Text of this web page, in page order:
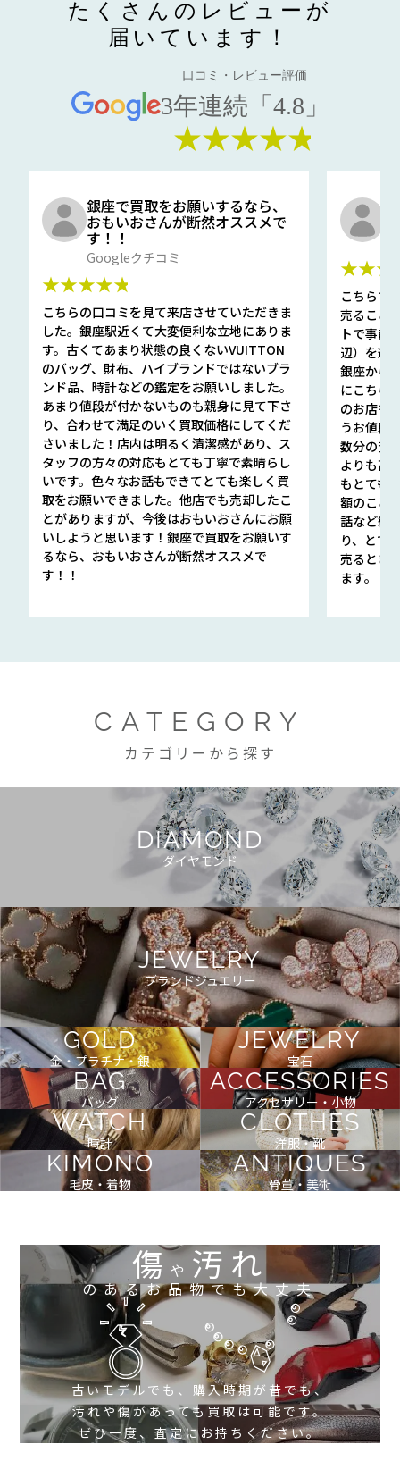
たくさんのレビューが
届いています！
口コミ・レビュー評価
3年連続「4.8」
★★★★★
銀座で買取をお願いするなら、
おもいおさんが断然オススメで
す！！
Googleクチコミ
★★★★★
こちらの口コミを見て来店させていただきま
した。銀座駅近くて大変便利な立地にありま
す。古くてあまり状態の良くないVUITTON
のバッグ、財布、ハイブランドではないブラ
ンド品、時計などの鑑定をお願いしました。
あまり値段が付かないものも親身に見て下さ
り、合わせて満足のいく買取価格にしてくだ
さいました！店内は明るく清潔感があり、ス
タッフの方々の対応もとても丁寧で素晴らし
いです。色々なお話もできてとても楽しく買
取をお願いできました。他店でも売却したこ
とがありますが、今後はおもいおさんにお願
いしようと思います！銀座で買取をお願いす
るなら、おもいおさんが断然オススメで
す！！
こちらで
売ること
トで事前
辺）を選
銀座から
にこちら
のお店も
うお値段
数分の査
よりも高
もとても
額のこと
話など細
り、とて
売るとき
ます。
CATEGORY
カテゴリーから探す
DIAMOND
ダイヤモンド
JEWELRY
ブランドジュエリー
GOLD
金・プラチナ・銀
JEWELRY
宝石
BAG
バッグ
ACCESSORIES
アクセサリー・小物
WATCH
時計
CLOTHES
洋服・靴
KIMONO
毛皮・着物
ANTIQUES
骨董・美術
傷や 汚れ
のあるお品物でも大丈夫
古いモデルでも、購入時期が昔でも、
汚れや傷があっても買取は可能です。
ぜひ一度、査定にお持ちください。